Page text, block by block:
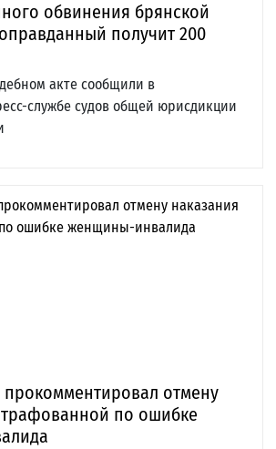
обвинения брянской
получит 200
акте сообщили в
службе судов общей юрисдикции
прокомментировал отмену
по ошибке